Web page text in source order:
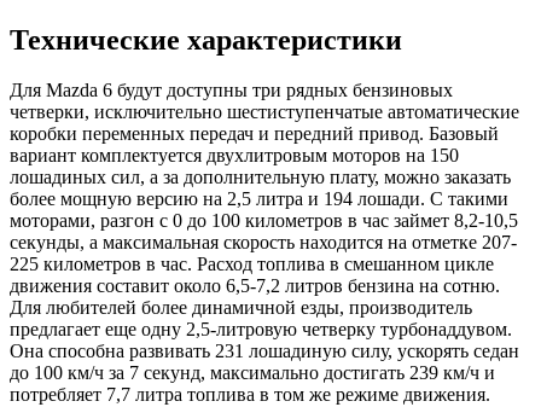
Технические характеристики
Для Mazda 6 будут доступны три рядных бензиновых
четверки, исключительно шестиступенчатые автоматические
коробки переменных передач и передний привод. Базовый
вариант комплектуется двухлитровым моторов на 150
лошадиных сил, а за дополнительную плату, можно заказать
более мощную версию на 2,5 литра и 194 лошади. С такими
моторами, разгон с 0 до 100 километров в час займет 8,2-10,5
секунды, а максимальная скорость находится на отметке 207-
225 километров в час. Расход топлива в смешанном цикле
движения составит около 6,5-7,2 литров бензина на сотню.
Для любителей более динамичной езды, производитель
предлагает еще одну 2,5-литровую четверку турбонаддувом.
Она способна развивать 231 лошадиную силу, ускорять седан
до 100 км/ч за 7 секунд, максимально достигать 239 км/ч и
потребляет 7,7 литра топлива в том же режиме движения.